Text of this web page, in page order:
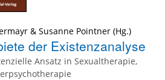
& Susanne Pointner (Hg.)
der Existenzanalyse
Ansatz in Sexualtherapie,